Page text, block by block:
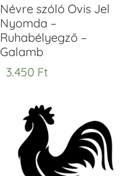
Névre szóló Ovis Jel
Nyomda –
Ruhabélyegző –
Galamb
3.450 Ft